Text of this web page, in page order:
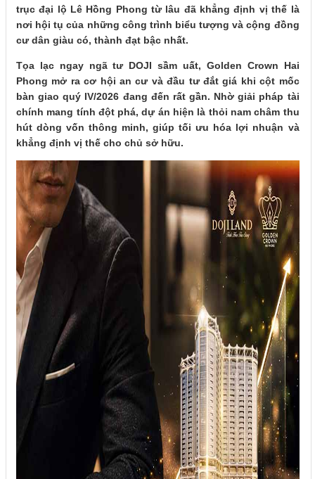
trục đại lộ Lê Hồng Phong từ lâu đã khẳng định vị thế là
nơi hội tụ của những công trình biểu tượng và cộng đồng
cư dân giàu có, thành đạt bậc nhất.
Tọa lạc ngay ngã tư DOJI sầm uất, Golden Crown Hai
Phong mở ra cơ hội an cư và đầu tư đắt giá khi cột mốc
bàn giao quý IV/2026 đang đến rất gần. Nhờ giải pháp tài
chính mang tính đột phá, dự án hiện là thỏi nam châm thu
hút dòng vốn thông minh, giúp tối ưu hóa lợi nhuận và
khẳng định vị thế cho chủ sở hữu.